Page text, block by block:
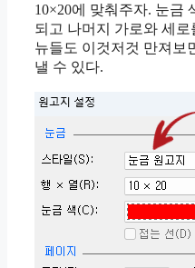
10×20에 맞춰주자. 눈금
되고 나머지 가로와 세로
뉴들도 이것저것 만져보
낼 수 있다.